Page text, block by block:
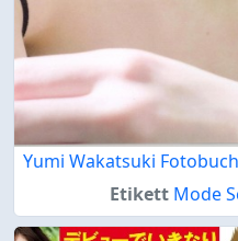
Yumi Wakatsuki
Etikett Mode